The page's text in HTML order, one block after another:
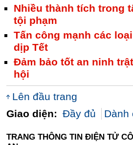
Nhiều thành tích trong
tội phạm
Tấn công mạnh các
dịp Tết
Đảm bảo tốt an ninh
hội
Lên đầu trang
Giao diện: Đầy đủ Dành
TRANG THÔNG TIN ĐIỆN TỬ